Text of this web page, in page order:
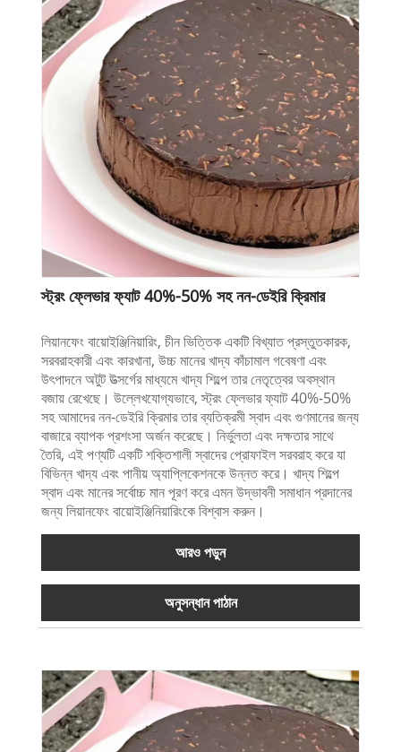
স্ট্রং ফ্লেভার ফ্যাট 40%-50% সহ নন-ডেইরি ক্রিমার
লিয়ানফেং বায়োইঞ্জিনিয়ারিং, চীন ভিত্তিক একটি বিখ্যাত প্রস্তুতকারক,
সরবরাহকারী এবং কারখানা, উচ্চ মানের খাদ্য কাঁচামাল গবেষণা এবং
উৎপাদনে অটুট উত্সর্গের মাধ্যমে খাদ্য শিল্পে তার নেতৃত্বের অবস্থান
বজায় রেখেছে। উল্লেখযোগ্যভাবে, স্ট্রং ফ্লেভার ফ্যাট 40%-50%
সহ আমাদের নন-ডেইরি ক্রিমার তার ব্যতিক্রমী স্বাদ এবং গুণমানের জন্য
বাজারে ব্যাপক প্রশংসা অর্জন করেছে। নির্ভুলতা এবং দক্ষতার সাথে
তৈরি, এই পণ্যটি একটি শক্তিশালী স্বাদের প্রোফাইল সরবরাহ করে যা
বিভিন্ন খাদ্য এবং পানীয় অ্যাপ্লিকেশনকে উন্নত করে। খাদ্য শিল্পে
স্বাদ এবং মানের সর্বোচ্চ মান পূরণ করে এমন উদ্ভাবনী সমাধান প্রদানের
জন্য লিয়ানফেং বায়োইঞ্জিনিয়ারিংকে বিশ্বাস করুন।
আরও পড়ুন
অনুসন্ধান পাঠান